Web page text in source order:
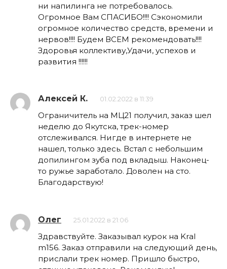
ни напилинга не потребовалось.
Огромное Вам СПАСИБО!!!! Сэкономили
огромное количество средств, времени и
нервов!!!! Будем ВСЕМ рекомендовать!!!!
Здоровья коллективу,Удачи, успехов и
развития !!!!!!
Алексей К. 01.02.2022 в 11:39
Ограничитель на МЦ21 получил, заказ шел
неделю до Якутска, трек-номер
отслеживался. Нигде в интернете не
нашел, только здесь. Встал с небольшим
допилингом зуба под вкладыш. Наконец-
то ружье заработало. Доволен на сто.
Благодарствую!
Олег 25.01.2022 в 21:06
Здравствуйте. Заказывал курок на Kral
m156. Заказ отправили на следующий день,
прислали трек номер. Пришло быстро,